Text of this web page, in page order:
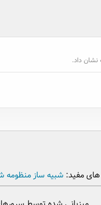
داد.
مفید: شبیه ساز